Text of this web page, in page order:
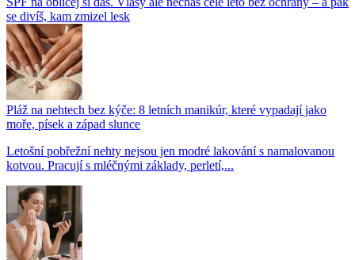
se divíš, kam zmizel lesk
Pláž na nehtech bez kýče: 8 letních manikúr, které vypadají jako
moře, písek a západ slunce
Letošní pobřežní nehty nejsou jen modré lakování s namalovanou
kotvou. Pracují s mléčnými základy, perletí,...